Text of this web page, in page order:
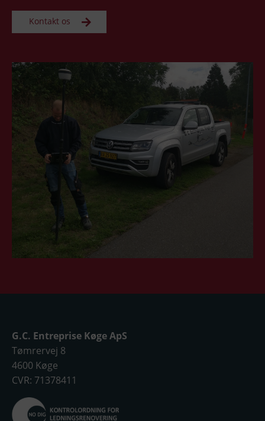
Kontakt os
G.C. Entreprise Køge ApS
Tømrervej 8
4600 Køge
CVR: 71378411